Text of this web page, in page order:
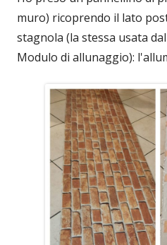
muro) ricoprendo il lato
stagnola (la stessa usata
Modulo di allunaggio):